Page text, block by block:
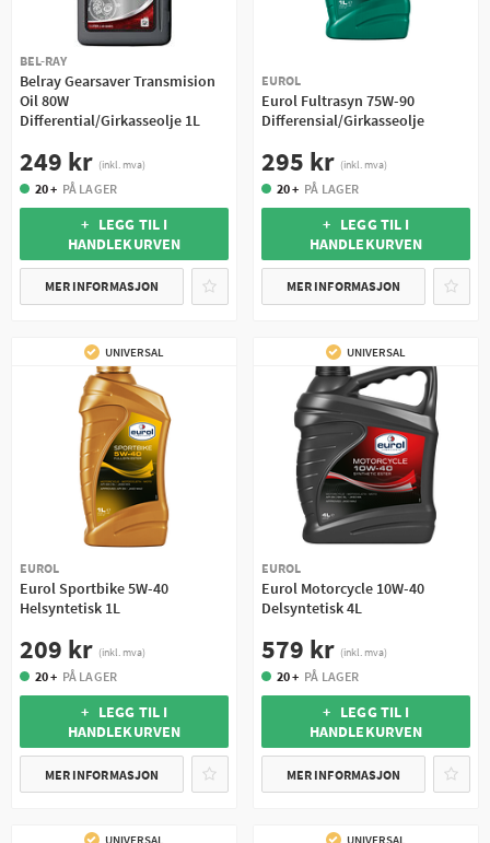
BEL-RAY
Belray Gearsaver Transmision
Oil 80W
Differential/Girkasseolje 1L
249 kr (inkl. mva)
20 + PÅ LAGER
+ LEGG TIL I
HANDLEKURVEN
MER INFORMASJON
EUROL
Eurol Fultrasyn 75W-90
Differensial/Girkasseolje
295 kr (inkl. mva)
20 + PÅ LAGER
+ LEGG TIL I
HANDLEKURVEN
MER INFORMASJON
UNIVERSAL
EUROL
Eurol Sportbike 5W-40
Helsyntetisk 1L
209 kr (inkl. mva)
20 + PÅ LAGER
+ LEGG TIL I
HANDLEKURVEN
MER INFORMASJON
UNIVERSAL
EUROL
Eurol Motorcycle 10W-40
Delsyntetisk 4L
579 kr (inkl. mva)
20 + PÅ LAGER
+ LEGG TIL I
HANDLEKURVEN
MER INFORMASJON
UNIVERSAL UNIVERSAL